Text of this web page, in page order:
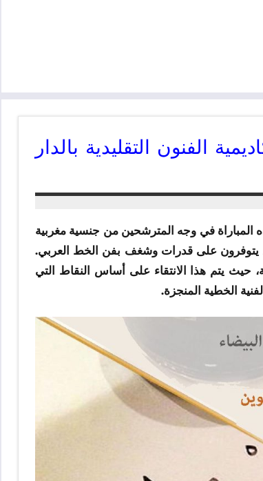
الفنون التقليدية بالدار
المباراة في وجه المترشحين من جنسية مغربية
والذين يتوفرون على قدرات وشغف بفن الخط العربي.
يتم هذا الانتقاء على أساس النقاط التي
الخطية المنجزة.